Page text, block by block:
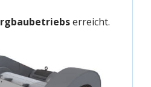
erreicht.